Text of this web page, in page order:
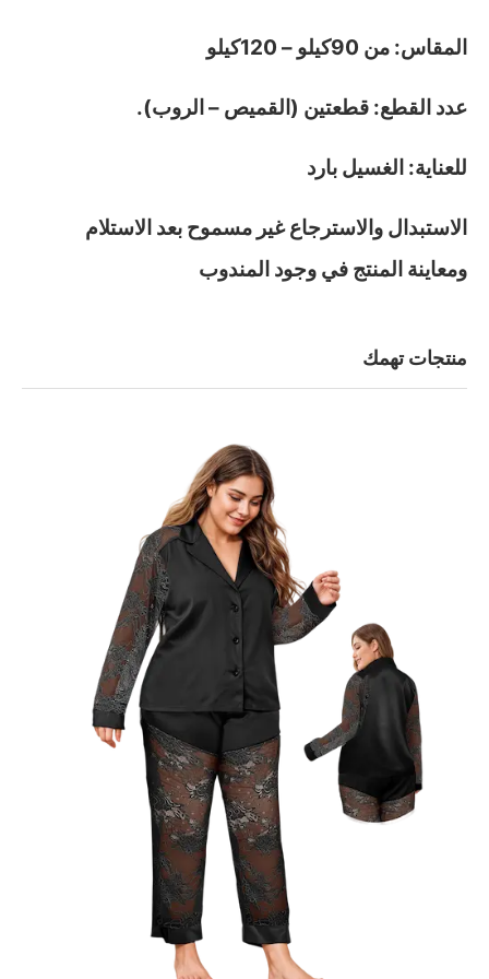
المقاس: من 90كيلو – 120كيلو
عدد القطع: قطعتين (القميص – الروب).
للعناية: الغسيل بارد
الاستبدال والاسترجاع غير مسموح بعد الاستلام
ومعاينة المنتج في وجود المندوب
منتجات تهمك